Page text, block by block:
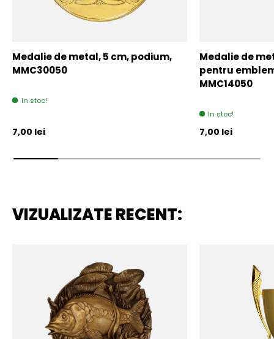
Medalie de metal, 5 cm, podium,
MMC30050
In stoc!
Pret initial
7,00 lei
Medalie de
pentru
MMC14050
In stoc!
Pret initial
7,00 lei
VIZUALIZATE RECENT: